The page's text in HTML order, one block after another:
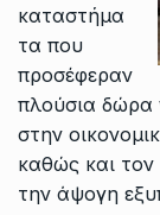
καταστήμα
τα που
προσέφεραν
πλούσια δώρα
στην
καθώς και τον
την άψογη